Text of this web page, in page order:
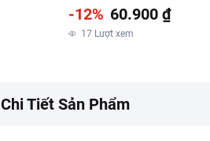
-12% 60.900 ₫
17 Lượt xem
Chi Tiết Sản Phẩm